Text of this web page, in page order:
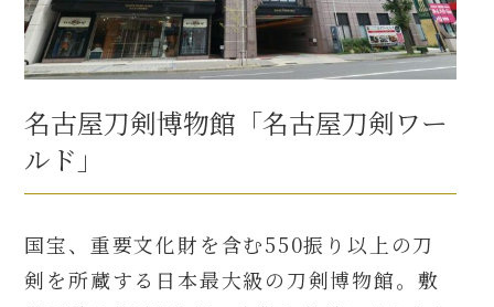
名古屋刀剣博物館「名古屋刀剣ワー
ルド」
国宝、重要文化財を含む550振り以上の刀
剣を所蔵する日本最大級の刀剣博物館。敷